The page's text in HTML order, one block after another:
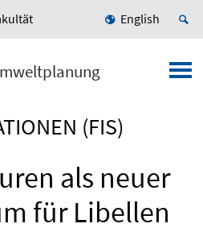
English
(FIS)
als neuer
für Libellen